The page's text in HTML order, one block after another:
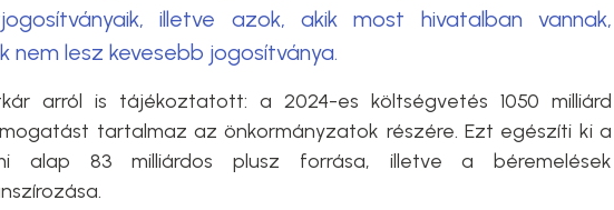
illetve azok, akik most hivatalban vannak,
nem lesz kevesebb jogosítványa.
arról is tájékoztatott: a 2024-es költségvetés 1050 milliárd
tartalmaz az önkormányzatok részére. Ezt egészíti ki a
alap 83 milliárdos plusz forrása, illetve a béremelések